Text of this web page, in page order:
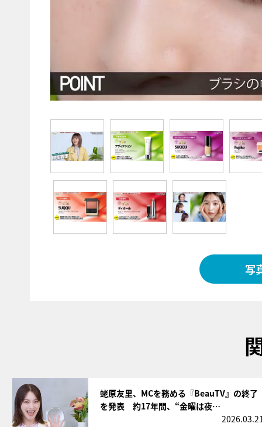
写
蛯原友里、MCを務める『BeauTV』の終了
を発表 約17年間、“金曜は夜…